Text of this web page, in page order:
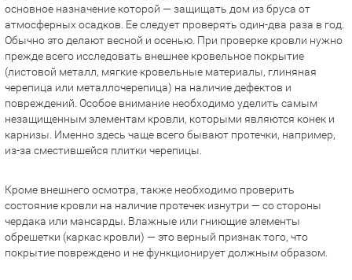
основное назначение которой — защищать дом из бруса от
атмосферных осадков. Ее следует проверять один-два раза в год.
Обычно это делают весной и осенью. При проверке кровли нужно
прежде всего исследовать внешнее кровельное покрытие
(листовой металл, мягкие кровельные материалы, глиняная
черепица или металлочерепица) на наличие дефектов и
повреждений. Особое внимание необходимо уделить самым
незащищенным элементам кровли, которыми являются конек и
карнизы. Именно здесь чаще всего бывают протечки, например,
из-за сместившейся плитки черепицы.
Кроме внешнего осмотра, также необходимо проверить
состояние кровли на наличие протечек изнутри — со стороны
чердака или мансарды. Влажные или гниющие элементы
обрешетки (каркас кровли) — это верный признак того, что
покрытие повреждено и не функционирует должным образом.